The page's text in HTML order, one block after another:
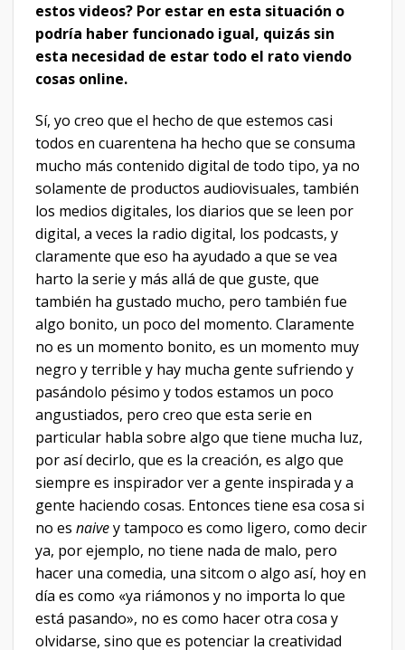
estos videos? Por estar en esta situación o
podría haber funcionado igual, quizás sin
esta necesidad de estar todo el rato viendo
cosas online.
Sí, yo creo que el hecho de que estemos casi
todos en cuarentena ha hecho que se consuma
mucho más contenido digital de todo tipo, ya no
solamente de productos audiovisuales, también
los medios digitales, los diarios que se leen por
digital, a veces la radio digital, los podcasts, y
claramente que eso ha ayudado a que se vea
harto la serie y más allá de que guste, que
también ha gustado mucho, pero también fue
algo bonito, un poco del momento. Claramente
no es un momento bonito, es un momento muy
negro y terrible y hay mucha gente sufriendo y
pasándolo pésimo y todos estamos un poco
angustiados, pero creo que esta serie en
particular habla sobre algo que tiene mucha luz,
por así decirlo, que es la creación, es algo que
siempre es inspirador ver a gente inspirada y a
gente haciendo cosas. Entonces tiene esa cosa si
no es naivey tampoco es como ligero, como decir
ya, por ejemplo, no tiene nada de malo, pero
hacer una comedia, una sitcom o algo así, hoy en
día es como «ya riámonos y no importa lo que
está pasando», no es como hacer otra cosa y
olvidarse, sino que es potenciar la creatividad